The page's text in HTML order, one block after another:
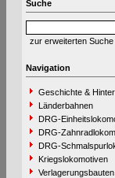
Suche
zur erweiterten Suche
Navigation
Geschichte &
Länderbahnen
DRG-
DRG-
DRG-
Kriegslokomotiven
Verlagerungsbauten